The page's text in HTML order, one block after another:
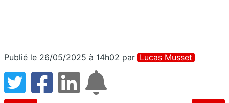
Publié le 26/05/2025 à 14h02 par Lucas Musset